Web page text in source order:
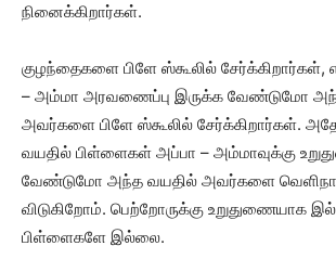
நினைக்கிறார்கள்.
குழந்தைகளை பிளே ஸ்கூலில் சேர்க்கிறார்கள்,
– அம்மா அரவணைப்பு இருக்க வேண்டுமோ
அவர்களை பிளே ஸ்கூலில் சேர்க்கிறார்கள்.
வயதில் பிள்ளைகள் அப்பா – அம்மாவுக்கு
வேண்டுமோ அந்த வயதில் அவர்களை
விடுகிறோம். பெற்றோருக்கு உறுதுணையாக
பிள்ளைகளே இல்லை.